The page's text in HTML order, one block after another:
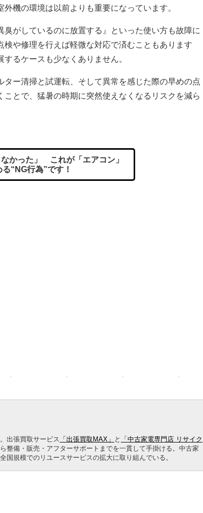
機の環境は以前よりも重要になっています。
がしているのに放置する』といった使い方も故障に
や修理を行えば軽微な対応で済むこともあります
るケースも少なくありません。
ー清掃と試運転、そして異常を感じた際の早めの点
とで、猛暑の時期に突然使えなくなるリスクを減ら
かった」 これが「エアコン」
“NG行為”です！
出張買取サービス 「出張買取MAX」 と
「中古家電専門店 リサイク
整備・販売・アフターサポートまでを一貫して手掛ける。中古家
規模でのリユースサービスの拡大に取り組んでいる。